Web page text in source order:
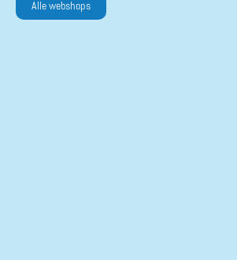
Alle webshops